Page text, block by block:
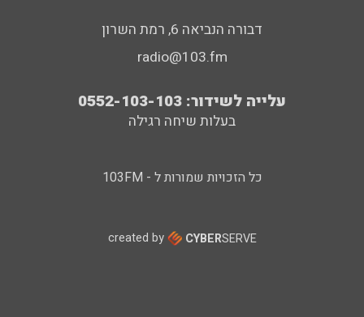
דבורה הנביאה 6, רמת השרון
radio@103.fm
עלייה לשידור: 0552-103-103
בעלות שיחה רגילה
כל הזכויות שמורות ל - 103FM
created by CYBERSERVE